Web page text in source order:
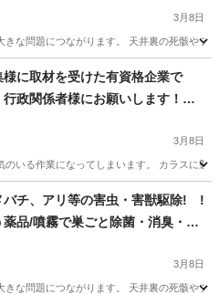
大する前にご相談ください！3月8日
な問題につながります。 天井裏の死骸や
キブリ駆除 料金
に取材を受けた有資格企業で
政関係者様にお願いします！そ
てからでは遅すぎます。
3月8日
いる作業になってしまいます。 カラスに襲
/害獣駆除 行政
バチ、アリ等の害虫・害獣駆除! !
品/噴霧で巣ごと除菌・消臭・除
3月8日
な問題につながります。 天井裏の死骸や